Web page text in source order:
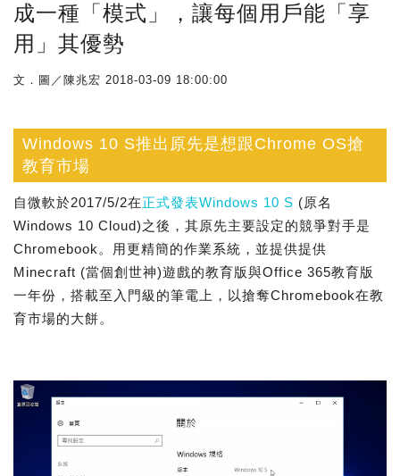
成一種「模式」，讓每個用戶能「享
用」其優勢
文．圖／陳兆宏 2018-03-09 18:00:00
Windows 10 S推出原先是想跟Chrome OS搶
教育市場
自微軟於2017/5/2在正式發表Windows 10 S (原名
Windows 10 Cloud)之後，其原先主要設定的競爭對手是
Chromebook。用更精簡的作業系統，並提供提供
Minecraft (當個創世神)遊戲的教育版與Office 365教育版
一年份，搭載至入門級的筆電上，以搶奪Chromebook在教
育市場的大餅。